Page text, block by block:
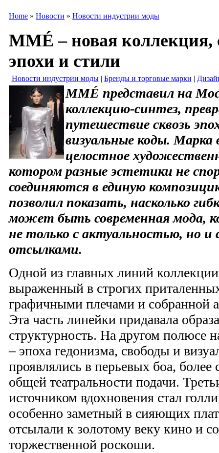
Home » Новости » Новости индустрии моды
MMÉ – новая
эпохи и стили
Новости индустрии моды| Бренды и торговые марки |
MMÉ представил на
коллекцию-синтез,
путешествие сквозь
визуальные коды. Марка
целостное
котором разные эстетики не
соединяются в единую
позволил показать, насколько
может быть современная мода,
не только с актуальностью, но и
отсылками.
Одной из главных линий
выраженный в строгих
графичными плечами и собранной
Эта часть линейки придавала
структурность. На другом полюсе
– эпоха гедонизма, свободы и
проявлялись в перьевых боа,
общей театральности подачи.
источником вдохновения стал
особенно заметный в сияющих
отсылали к золотому веку кино и
торжественной роскоши.